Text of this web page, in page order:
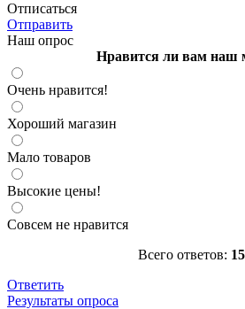
Отписаться
Отправить
Наш опрос
Нравится ли вам наш
Очень нравится!
Хороший магазин
Мало товаров
Высокие цены!
Совсем не нравится
Всего ответов:
Ответить
Результаты опроса